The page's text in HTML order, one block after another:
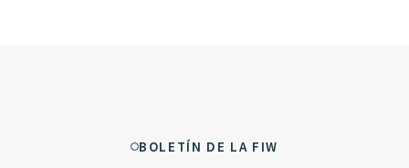
BOLETÍN DE LA FIW